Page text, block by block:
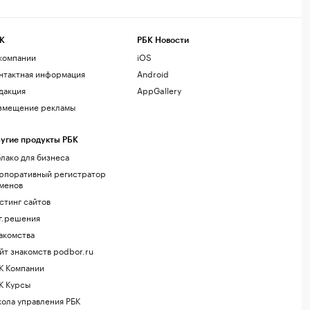
информация
рекламы
продукты РБК
для бизнеса
регистратор
сайтов
знакомств podbor.ru
Компании
Курсы
управления РБК
РБК Новости
iOS
Android
AppGallery